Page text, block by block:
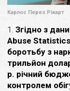
Карлос Перез Рікарт
1. Згідно з
Abuse
боротьбу з
трильйон
р. річний
контролем